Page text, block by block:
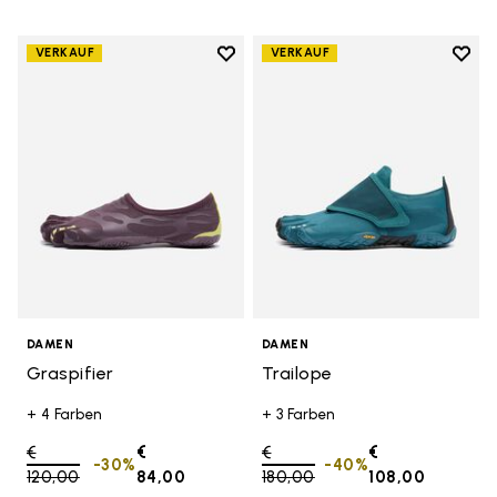
VERKAUF
Add to wishlist
DAMEN
Graspifier
+ 4 Farben
Price reduced from
€
120,00to
€
84,00
-30%
VERKAUF
Add
DAMEN
Trailope
+ 3 Farben
Price reduced from
€
180,00to
€
108,00
-40%